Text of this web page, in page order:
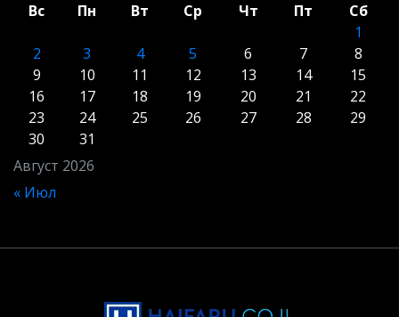
Август 2026
Вс Пн Вт Ср Чт Пт
Сб
1
2
3 4 5 6 7
8
9
10 11 12 13 14
15
16
17 18 19 20 21
22
23
24 25 26 27 28
29
30
31
« Июл